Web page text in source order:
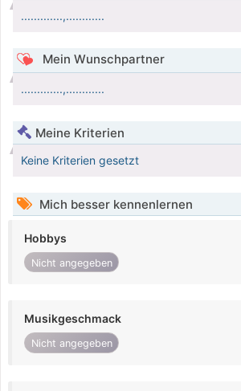
.............,............
Mein Wunschpartner
.............,............
Meine Kriterien
Keine Kriterien gesetzt
Mich besser kennenlernen
Hobbys
Nicht angegeben
Musikgeschmack
Nicht angegeben